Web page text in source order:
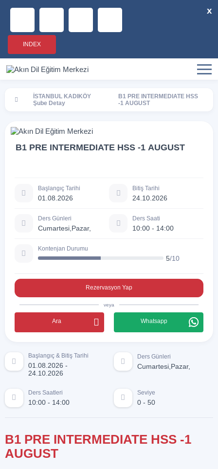
INDEX
x
İSTANBUL KADIKÖY
Şube Detay
B1 PRE INTERMEDIATE HSS
-1 AUGUST
Başlangıç & Bitiş Tarihi
01.08.2026 -
24.10.2026
Ders Günleri
Cumartesi,Pazar,
Ders Saatleri
10:00 - 14:00
Seviye
0 - 50
B1 PRE INTERMEDIATE HSS -1
AUGUST
B1 PRE INTERMEDIATE HSS -1 AUGUST
Başlangıç Tarihi
01.08.2026
Bitiş Tarihi
24.10.2026
Ders Günleri
Cumartesi,Pazar,
Ders Saati
10:00 - 14:00
Kontenjan Durumu
5/10
Rezervasyon Yap
veya
Ara Whatsapp